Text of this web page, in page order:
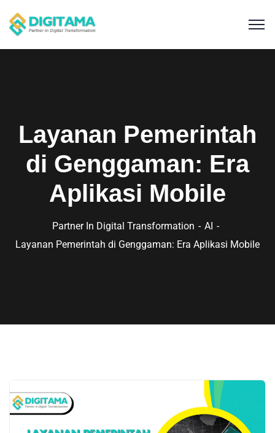
Layanan Pemerintah
di Genggaman: Era
Aplikasi Mobile
Partner In Digital Transformation
AI
Layanan Pemerintah di Genggaman: Era Aplikasi Mobile